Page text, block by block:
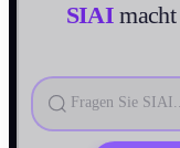
SIAI